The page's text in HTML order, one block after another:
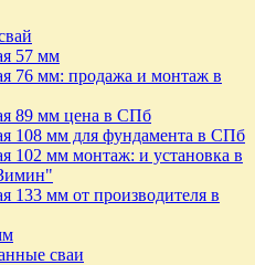
57 мм
76 мм: продажа и монтаж в
89 мм цена в СПб
108 мм для фундамента в СПб
102 мм монтаж: и установка в
133 мм от производителя в
сваи